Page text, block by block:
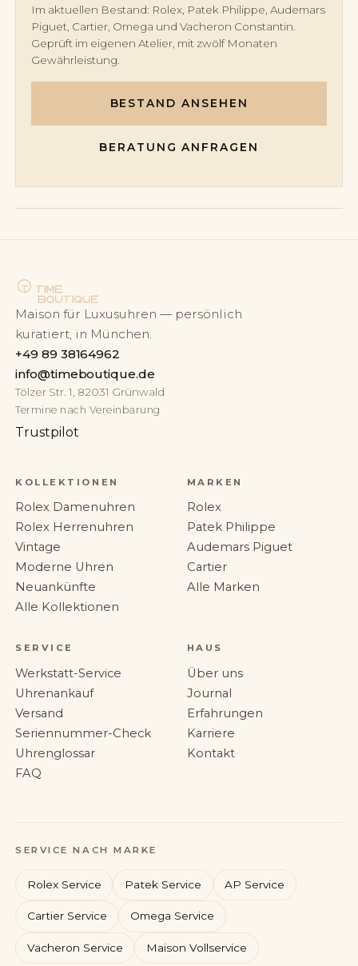
Im aktuellen Bestand: Rolex, Patek Philippe, Audemars
Piguet, Cartier, Omega und Vacheron Constantin.
Geprüft im eigenen Atelier, mit zwölf Monaten
Gewährleistung.
BESTAND ANSEHEN
BERATUNG ANFRAGEN
Maison für Luxusuhren — persönlich
kuratiert, in München.
+49 89 38164962
info@timeboutique.de
Tölzer Str. 1, 82031 Grünwald
Termine nach Vereinbarung
Trustpilot
KOLLEKTIONEN
Rolex Damenuhren
Rolex Herrenuhren
Vintage
Moderne Uhren
Neuankünfte
Alle Kollektionen
MARKEN
Rolex
Patek Philippe
Audemars Piguet
Cartier
Alle Marken
SERVICE
Werkstatt-Service
Uhrenankauf
Versand
Seriennummer-Check
Uhrenglossar
FAQ
HAUS
Über uns
Journal
Erfahrungen
Karriere
Kontakt
SERVICE NACH MARKE
Rolex Service Patek Service AP Service
Cartier Service Omega Service
Vacheron Service Maison Vollservice